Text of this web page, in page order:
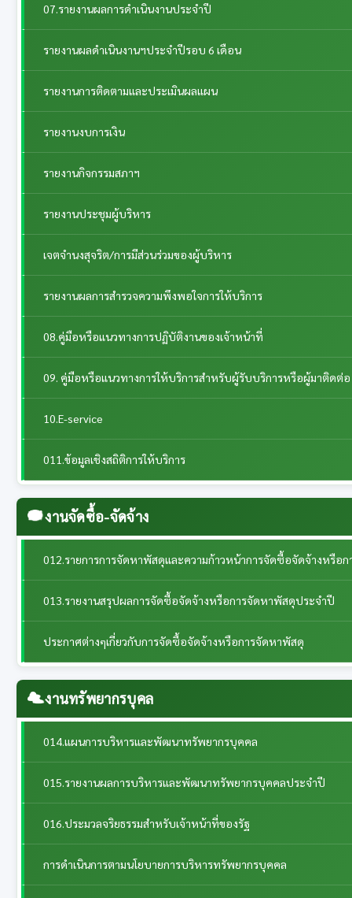
07.รายงานผลการดำเนินงานประจำปี
รายงานผลดำเนินงานฯประจำปีรอบ 6 เดือน
รายงานการติดตามและประเมินผลแผน
รายงานงบการเงิน
รายงานกิจกรรมสภาฯ
รายงานประชุมผู้บริหาร
เจตจำนงสุจริต/การมีส่วนร่วมของผู้บริหาร
รายงานผลการสำรวจความพึงพอใจการให้บริการ
08.คู่มือหรือแนวทางการปฏิบัติงานของเจ้าหน้าที่
09. คู่มือหรือแนวทางการให้บริการสำหรับผู้รับบริการหรือผู้มาติดต่อ
10.E-service
011.ข้อมูลเชิงสถิติการให้บริการ
งานจัดซื้อ-จัดจ้าง
012.รายการการจัดหาพัสดุและความก้าวหน้าการจัดซื้อจัดจ้างหรือ
013.รายงานสรุปผลการจัดซื้อจัดจ้างหรือการจัดหาพัสดุประจำปี
ประกาศต่างๆเกี่ยวกับการจัดซื้อจัดจ้างหรือการจัดหาพัสดุ
งานทรัพยากรบุคล
014.แผนการบริหารและพัฒนาทรัพยากรบุคคล
015.รายงานผลการบริหารและพัฒนาทรัพยากรบุคคลประจําปี
016.ประมวลจริยธรรมสำหรับเจ้าหน้าที่ของรัฐ
การดำเนินการตามนโยบายการบริหารทรัพยากรบุคคล